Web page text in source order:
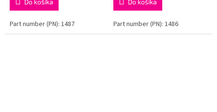
Part number (PN): 1487 Part number (PN): 1486